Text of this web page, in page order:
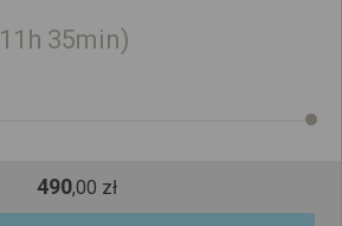
11h 35min
490,00 zł